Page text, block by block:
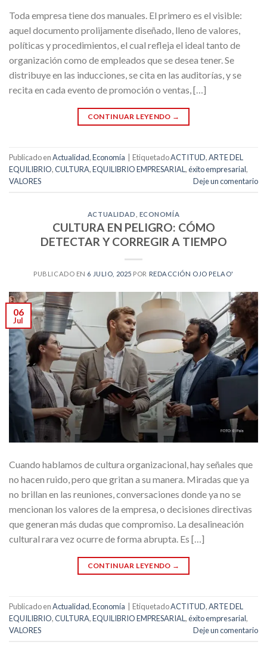
Toda empresa tiene dos manuales. El primero es el visible:
aquel documento prolijamente diseñado, lleno de valores,
políticas y procedimientos, el cual refleja el ideal tanto de
organización como de empleados que se desea tener. Se
distribuye en las inducciones, se cita en las auditorías, y se
recita en cada evento de promoción o ventas, […]
CONTINUAR LEYENDO →
Publicado enActualidad,Economía EtiquetadoACTITUD,ARTE DEL
EQUILIBRIO,CULTURA,EQUILIBRIO EMPRESARIAL ,éxito empresarial,
VALORES
Deje un comentario
ACTUALIDAD ECONOMÍA
CULTURA EN PELIGRO: CÓMO
DETECTAR Y CORREGIR A TIEMPO
PUBLICADO EN 6 JULIO, 2025 POR REDACCIÓN OJO PELAO'
06
Jul
Cuando hablamos de cultura organizacional, hay señales que
no hacen ruido, pero que gritan a su manera. Miradas que ya
no brillan en las reuniones, conversaciones donde ya no se
mencionan los valores de la empresa, o decisiones directivas
que generan más dudas que compromiso. La desalineación
cultural rara vez ocurre de forma abrupta. Es […]
CONTINUAR LEYENDO →
Publicado enActualidad,Economía EtiquetadoACTITUD,ARTE DEL
EQUILIBRIO,CULTURA,EQUILIBRIO EMPRESARIAL ,éxito empresarial,
VALORES
Deje un comentario